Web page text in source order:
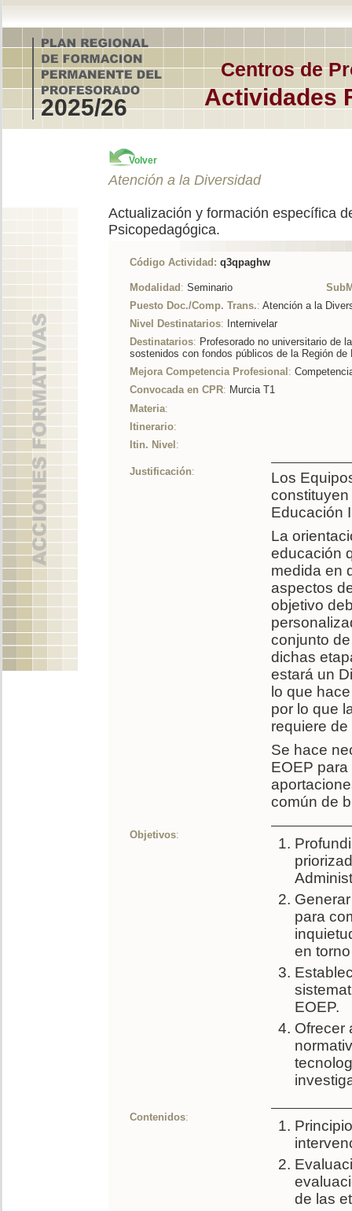
Centros de
Actividades
2025/26
Volver
Atención a la Diversidad
Actualización y formación específica
Psicopedagógica.
Código Actividad: q3qpaghw
Modalidad : Seminario
Puesto Doc./Comp. Trans.: Atención a la
Nivel Destinatarios: Internivelar
Destinatarios: Profesorado no universitario de
sostenidos con fondos públicos de la Región
Mejora Competencia Profesional :
Convocada en CPR: Murcia T1
Materia:
Itinerario:
Itin. Nivel :
Justificación:
Los
Educación
La
educación
medida en
aspectos
objetivo
conjunto
dichas
estará un
lo que
por lo que
requiere
Se hace
EOEP
común de
Objetivos:
para
en
EOEP.
Ofrecer
Contenidos:
de las